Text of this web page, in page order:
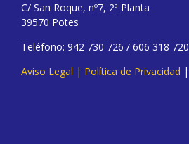
C/ San Roque, nº7, 2ª Planta
39570 Potes
Teléfono: 942 730 726 / 606 318 720
Aviso Legal | Política de Privacidad |